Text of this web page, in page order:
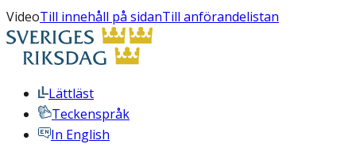
VideoTill innehåll på sidanTill anförandelistan
Lättläst
Teckenspråk
In English